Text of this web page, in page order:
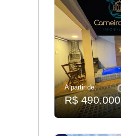
A partir de:
R$ 490.000